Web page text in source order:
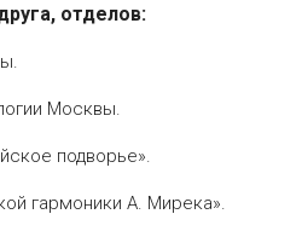
отделов:
Москвы.
подворье».
гармоники А. Мирека».